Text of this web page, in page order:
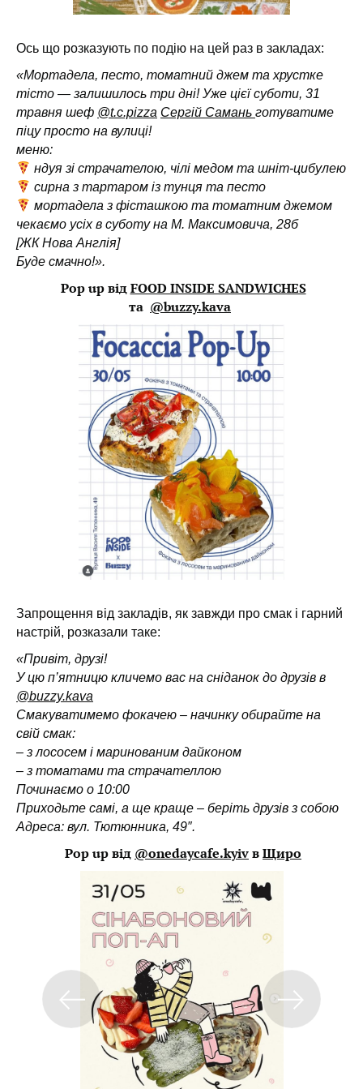
Ось що розказують по подію на цей раз в закладах:
«Мортадела, песто, томатний джем та хрустке
тісто — залишилось три дні! Уже цієї суботи, 31
травня шеф @t.c.pizza Сергій Самань готуватиме
піцу просто на вулиці!
меню:
ндуя зі страчателою, чілі медом та шніт-цибулею
сирна з тартаром із тунця та песто
мортадела з фісташкою та томатним джемом
чекаємо усіх в суботу на М. Максимовича, 28б
[ЖК Нова Англія]
Буде смачно!».
Pop up відFOOD INSIDE SANDWICHES
та @buzzy.kava
Запрощення від закладів, як завжди про смак і гарний
настрій, розказали таке:
«Привіт, друзі!
У цю п’ятницю кличемо вас на сніданок до друзів в
@buzzy.kava
Смакуватимемо фокачею – начинку обирайте на
свій смак:
– з лососем і маринованим дайконом
– з томатами та страчателлою
Починаємо о 10:00
Приходьте самі, а ще краще – беріть друзів з собою
Адреса: вул. Тютюнника, 49″.
Pop up від @onedaycafe.kyivвЩиро